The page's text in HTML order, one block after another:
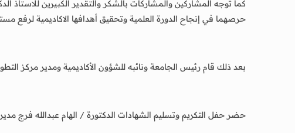
كما توجه المشاركين والمشاركات بالشكر والتقدير الكبيرين
حرصهما في إنجاح الدورة العلمية وتحقيق أهدافها الاكاديمية لرفع
بعد ذلك قام رئيس الجامعة ونائبه للشؤون الأكاديمية ومدير مركز
حضر حفل التكريم وتسليم الشهادات الدكتورة / الهام عبدالله فرج